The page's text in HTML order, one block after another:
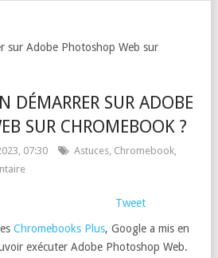
sur Adobe Photoshop Web sur
DÉMARRER SUR ADOBE
SUR CHROMEBOOK ?
07:30 Astuces, Chromebook,
Tweet
Chromebooks Plus, Google a mis en
exécuter Adobe Photoshop Web.